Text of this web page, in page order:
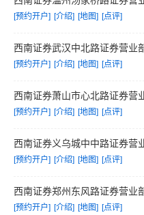
[预约开户] [介绍] [地图] [点评]
西南证券武汉中北路证券营业
[预约开户] [介绍] [地图] [点评]
西南证券萧山市心北路证券营
[预约开户] [介绍] [地图] [点评]
西南证券义乌城中中路证券营
[预约开户] [介绍] [地图] [点评]
西南证券郑州东风路证券营业
[预约开户] [介绍] [地图] [点评]